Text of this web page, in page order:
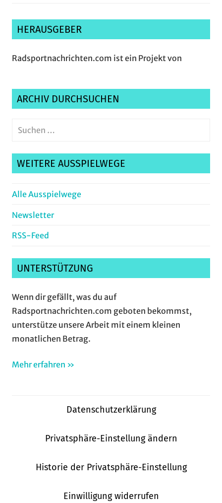
HERAUSGEBER
Radsportnachrichten.com ist ein Projekt von
ARCHIV DURCHSUCHEN
Suchen
WEITERE AUSSPIELWEGE
Alle Ausspielwege
Newsletter
RSS-Feed
UNTERSTÜTZUNG
Wenn dir gefällt, was du auf
Radsportnachrichten.com geboten bekommst,
unterstütze unsere Arbeit mit einem kleinen
monatlichen Betrag.
Mehr erfahren »
Datenschutzerklärung
Privatsphäre-Einstellung ändern
Historie der Privatsphäre-Einstellung
Einwilligung widerrufen